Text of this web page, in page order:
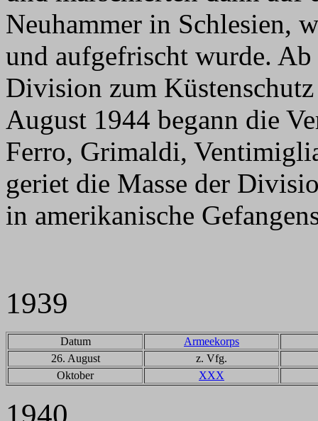
Neuhammer in Schlesien,
und aufgefrischt wurde.
Division zum
August 1944 begann die
Ferro, Grimaldi,
geriet die Masse der
in amerikanische
1939
Datum
Armeekorps
26. August
z. Vfg.
Oktober
XXX
1940